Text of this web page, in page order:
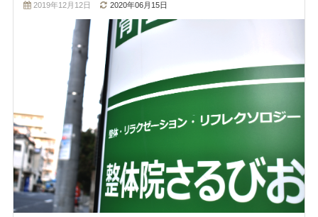
2019年12月12日 2020年06月15日